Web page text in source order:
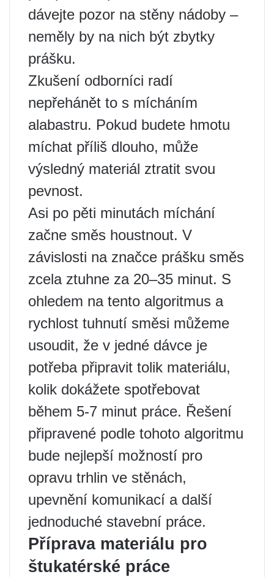
dávejte pozor na stěny nádoby –
neměly by na nich být zbytky
prášku.
Zkušení odborníci radí
nepřehánět to s mícháním
alabastru. Pokud budete hmotu
míchat příliš dlouho, může
výsledný materiál ztratit svou
pevnost.
Asi po pěti minutách míchání
začne směs houstnout. V
závislosti na značce prášku směs
zcela ztuhne za 20–35 minut. S
ohledem na tento algoritmus a
rychlost tuhnutí směsi můžeme
usoudit, že v jedné dávce je
potřeba připravit tolik materiálu,
kolik dokážete spotřebovat
během 5-7 minut práce. Řešení
připravené podle tohoto algoritmu
bude nejlepší možností pro
opravu trhlin ve stěnách,
upevnění komunikací a další
jednoduché stavební práce.
Příprava materiálu pro
štukatérské práce